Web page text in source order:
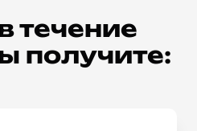
течение
получите: